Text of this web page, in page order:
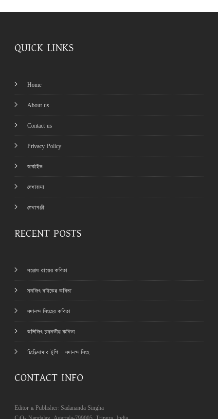
QUICK LINKS
Home
About us
Contact us
Privacy Policy
আর্কাইভ
লেখাজমা
লেখাপঞ্জী
RECENT POSTS
সন্তোষ রায়ের কবিতা
সনজিৎ বণিকের কবিতা
সদানন্দ সিংহের কবিতা
অভিজিৎ চক্রবর্তীর কবিতা
চিংড়িমামার টুপি – সদানন্দ সিংহ
CONTACT INFO
Editor & Publisher: Sadananda Singha